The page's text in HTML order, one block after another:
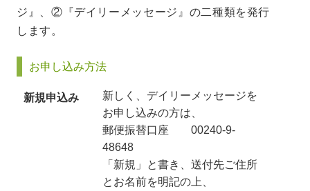
ジ』、②『デイリーメッセージ』の二種類を発行
します。
お申し込み方法
新規申込み
新しく、デイリーメッセージを
お申し込みの方は、
郵便振替口座 00240-9-
48648
「新規」と書き、送付先ご住所
とお名前を明記の上、